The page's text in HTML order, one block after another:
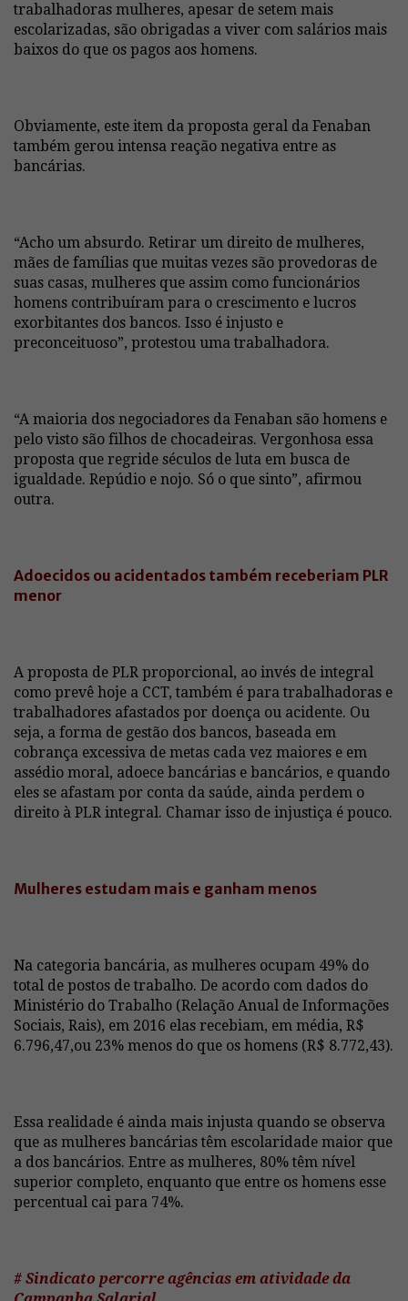
trabalhadoras mulheres, apesar de setem mais
escolarizadas, são obrigadas a viver com salários mais
baixos do que os pagos aos homens.
Obviamente, este item da proposta geral da Fenaban
também gerou intensa reação negativa entre as
bancárias.
“Acho um absurdo. Retirar um direito de mulheres,
mães de famílias que muitas vezes são provedoras de
suas casas, mulheres que assim como funcionários
homens contribuíram para o crescimento e lucros
exorbitantes dos bancos. Isso é injusto e
preconceituoso”, protestou uma trabalhadora.
“A maioria dos negociadores da Fenaban são homens e
pelo visto são filhos de chocadeiras. Vergonhosa essa
proposta que regride séculos de luta em busca de
igualdade. Repúdio e nojo. Só o que sinto”, afirmou
outra.
Adoecidos ou acidentados também receberiam PLR
menor
A proposta de PLR proporcional, ao invés de integral
como prevê hoje a CCT, também é para trabalhadoras e
trabalhadores afastados por doença ou acidente. Ou
seja, a forma de gestão dos bancos, baseada em
cobrança excessiva de metas cada vez maiores e em
assédio moral, adoece bancárias e bancários, e quando
eles se afastam por conta da saúde, ainda perdem o
direito à PLR integral. Chamar isso de injustiça é pouco.
Mulheres estudam mais e ganham menos
Na categoria bancária, as mulheres ocupam 49% do
total de postos de trabalho. De acordo com dados do
Ministério do Trabalho (Relação Anual de Informações
Sociais, Rais), em 2016 elas recebiam, em média, R$
6.796,47,ou 23% menos do que os homens (R$ 8.772,43).
Essa realidade é ainda mais injusta quando se observa
que as mulheres bancárias têm escolaridade maior que
a dos bancários. Entre as mulheres, 80% têm nível
superior completo, enquanto que entre os homens esse
percentual cai para 74%.
# Sindicato percorre agências em atividade da